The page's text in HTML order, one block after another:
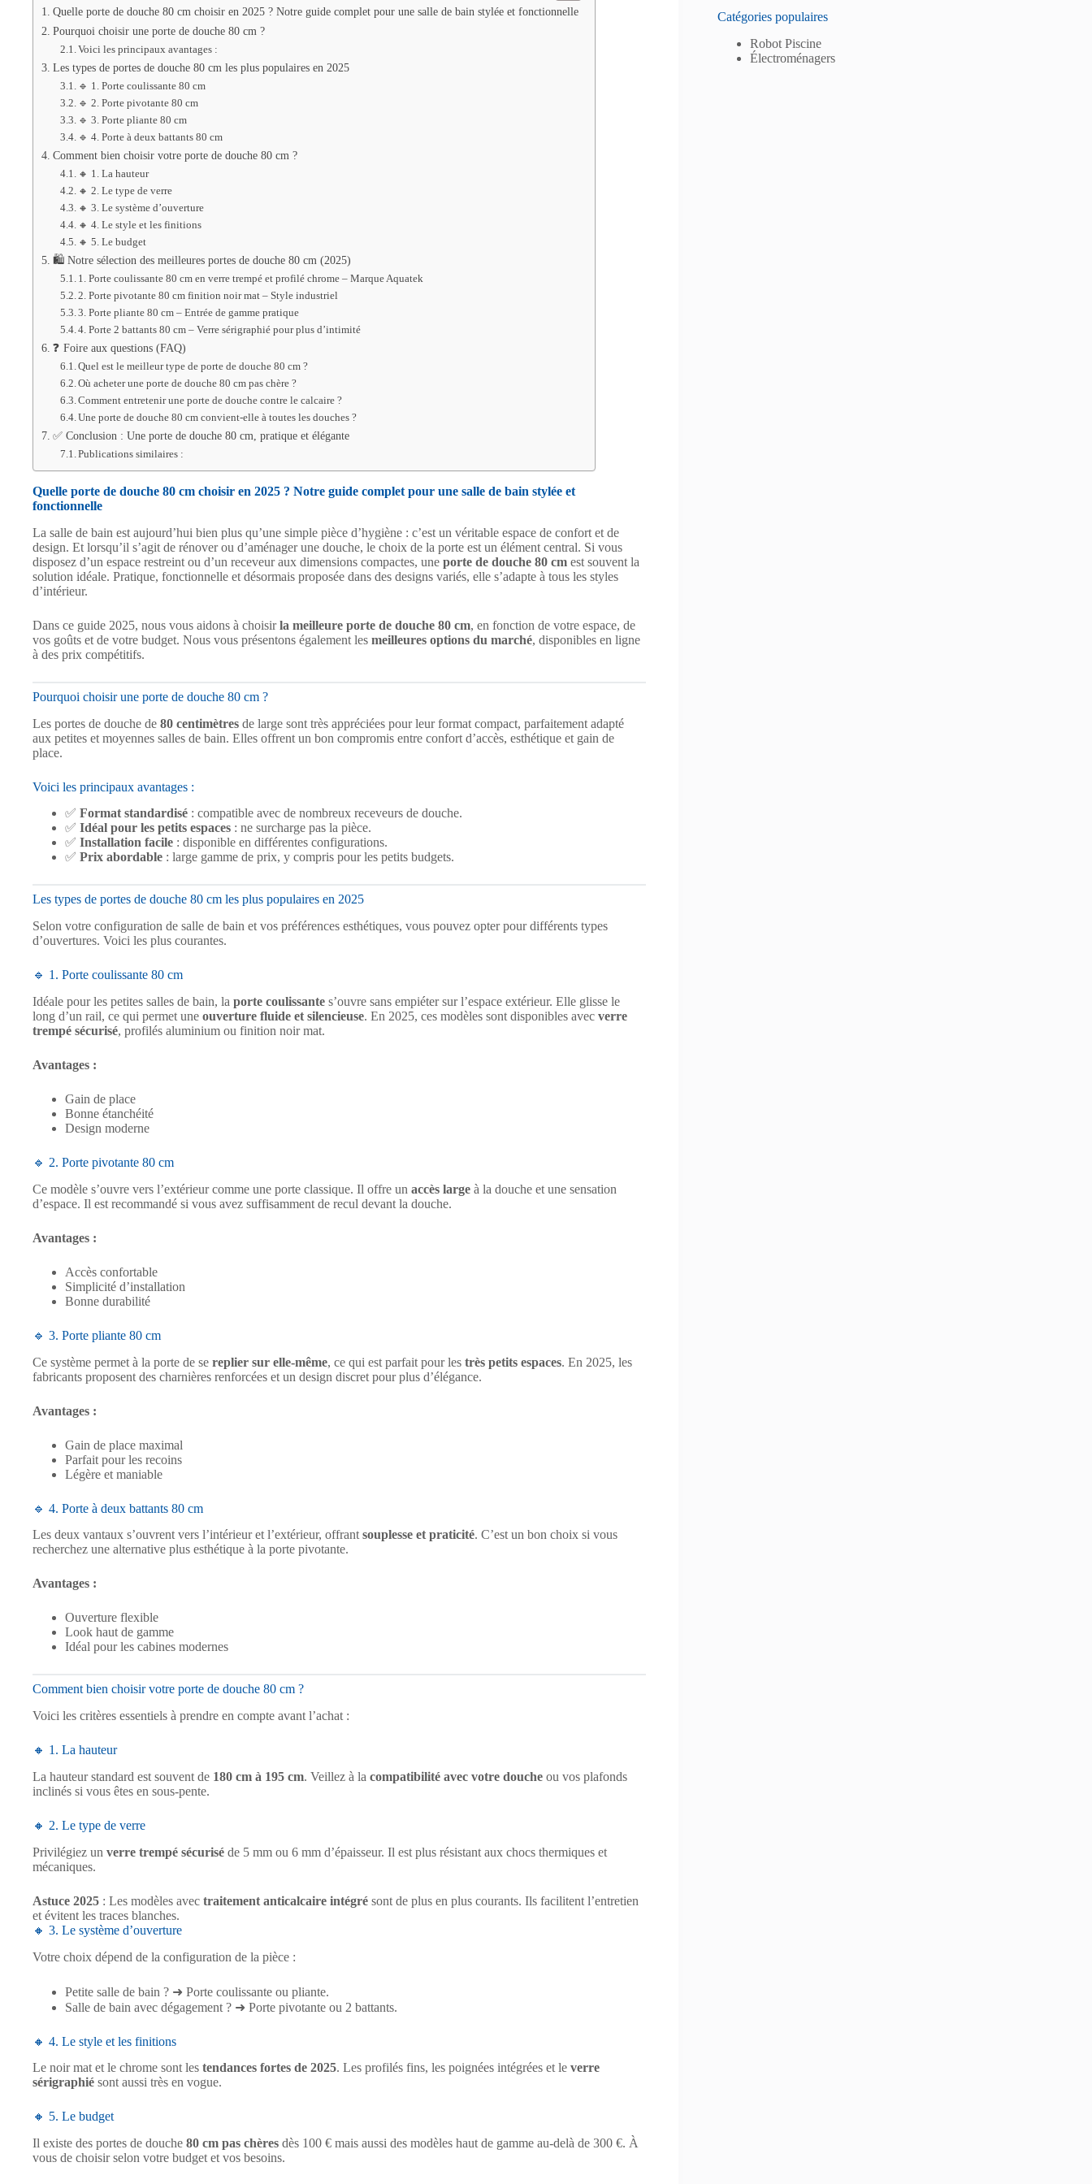
Quelle porte de douche 80 cm choisir en 2025 ? Notre guide complet pour une salle de bain stylée et fonctionnelle
Pourquoi choisir une porte de douche 80 cm ?
Voici les principaux avantages :
Les types de portes de douche 80 cm les plus populaires en 2025
🔹 1. Porte coulissante 80 cm
🔹 2. Porte pivotante 80 cm
🔹 3. Porte pliante 80 cm
🔹 4. Porte à deux battants 80 cm
Comment bien choisir votre porte de douche 80 cm ?
🔸 1. La hauteur
🔸 2. Le type de verre
🔸 3. Le système d’ouverture
🔸 4. Le style et les finitions
🔸 5. Le budget
🛍️ Notre sélection des meilleures portes de douche 80 cm (2025)
1. Porte coulissante 80 cm en verre trempé et profilé chrome – Marque Aquatek
2. Porte pivotante 80 cm finition noir mat – Style industriel
3. Porte pliante 80 cm – Entrée de gamme pratique
4. Porte 2 battants 80 cm – Verre sérigraphié pour plus d’intimité
❓ Foire aux questions (FAQ)
Quel est le meilleur type de porte de douche 80 cm ?
Où acheter une porte de douche 80 cm pas chère ?
Comment entretenir une porte de douche contre le calcaire ?
Une porte de douche 80 cm convient-elle à toutes les douches ?
✅ Conclusion : Une porte de douche 80 cm, pratique et élégante
Publications similaires :
Quelle porte de douche 80 cm choisir en 2025 ? Notre guide complet pour une salle de bain stylée et
fonctionnelle
La salle de bain est aujourd’hui bien plus qu’une simple pièce d’hygiène : c’est un véritable espace de confort et de
design. Et lorsqu’il s’agit de rénover ou d’aménager une douche, le choix de la porte est un élément central. Si vous
disposez d’un espace restreint ou d’un receveur aux dimensions compactes, une porte de douche 80 cm est souvent la
solution idéale. Pratique, fonctionnelle et désormais proposée dans des designs variés, elle s’adapte à tous les styles
d’intérieur.
Dans ce guide 2025, nous vous aidons à choisirla meilleure porte de douche 80 cm, en fonction de votre espace, de
vos goûts et de votre budget. Nous vous présentons également les meilleures options du marché, disponibles en ligne
à des prix compétitifs.
Pourquoi choisir une porte de douche 80 cm ?
Les portes de douche de 80 centimètres de large sont très appréciées pour leur format compact, parfaitement adapté
aux petites et moyennes salles de bain. Elles offrent un bon compromis entre confort d’accès, esthétique et gain de
place.
Voici les principaux avantages :
✅ Format standardisé : compatible avec de nombreux receveurs de douche.
✅ Idéal pour les petits espaces : ne surcharge pas la pièce.
✅ Installation facile : disponible en différentes configurations.
✅ Prix abordable : large gamme de prix, y compris pour les petits budgets.
Les types de portes de douche 80 cm les plus populaires en 2025
Selon votre configuration de salle de bain et vos préférences esthétiques, vous pouvez opter pour différents types
d’ouvertures. Voici les plus courantes.
🔹 1. Porte coulissante 80 cm
Idéale pour les petites salles de bain, la porte coulissante s’ouvre sans empiéter sur l’espace extérieur. Elle glisse le
long d’un rail, ce qui permet une ouverture fluide et silencieuse. En 2025, ces modèles sont disponibles avec verre
trempé sécurisé, profilés aluminium ou finition noir mat.
Avantages :
Gain de place
Bonne étanchéité
Design moderne
🔹 2. Porte pivotante 80 cm
Ce modèle s’ouvre vers l’extérieur comme une porte classique. Il offre un accès large à la douche et une sensation
d’espace. Il est recommandé si vous avez suffisamment de recul devant la douche.
Avantages :
Accès confortable
Simplicité d’installation
Bonne durabilité
🔹 3. Porte pliante 80 cm
Ce système permet à la porte de se replier sur elle-même, ce qui est parfait pour les très petits espaces. En 2025, les
fabricants proposent des charnières renforcées et un design discret pour plus d’élégance.
Avantages :
Gain de place maximal
Parfait pour les recoins
Légère et maniable
🔹 4. Porte à deux battants 80 cm
Les deux vantaux s’ouvrent vers l’intérieur et l’extérieur, offrant souplesse et praticité. C’est un bon choix si vous
recherchez une alternative plus esthétique à la porte pivotante.
Avantages :
Ouverture flexible
Look haut de gamme
Idéal pour les cabines modernes
Comment bien choisir votre porte de douche 80 cm ?
Voici les critères essentiels à prendre en compte avant l’achat :
🔸 1. La hauteur
La hauteur standard est souvent de 180 cm à 195 cm. Veillez à la compatibilité avec votre douche ou vos plafonds
inclinés si vous êtes en sous-pente.
🔸 2. Le type de verre
Privilégiez un verre trempé sécurisé de 5 mm ou 6 mm d’épaisseur. Il est plus résistant aux chocs thermiques et
mécaniques.
Astuce 2025 : Les modèles avec traitement anticalcaire intégré sont de plus en plus courants. Ils facilitent l’entretien
et évitent les traces blanches.
🔸 3. Le système d’ouverture
Votre choix dépend de la configuration de la pièce :
Petite salle de bain ? ➜ Porte coulissante ou pliante.
Salle de bain avec dégagement ? ➜ Porte pivotante ou 2 battants.
🔸 4. Le style et les finitions
Le noir mat et le chrome sont les tendances fortes de 2025. Les profilés fins, les poignées intégrées et le verre
sérigraphié sont aussi très en vogue.
🔸 5. Le budget
Il existe des portes de douche 80 cm pas chères dès 100 € mais aussi des modèles haut de gamme au-delà de 300 €. À
vous de choisir selon votre budget et vos besoins.
Catégories populaires
Robot Piscine
Électroménagers